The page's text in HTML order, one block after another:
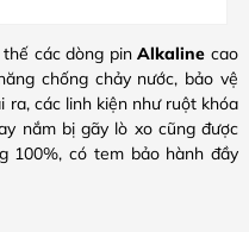
thế các dòng pinAlkaline cao
chống chảy nước, bảo vệ
ra, các linh kiện như ruột khóa
nắm bị gãy lò xo cũng được
100%, có tem bảo hành đầy